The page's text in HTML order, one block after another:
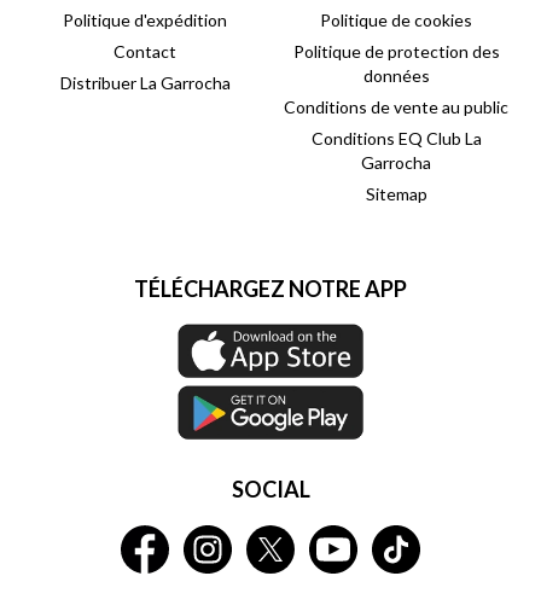
Politique d'expédition
Contact
Distribuer La Garrocha
Politique de cookies
Politique de protection des
données
Conditions de vente au public
Conditions EQ Club La
Garrocha
Sitemap
TÉLÉCHARGEZ NOTRE APP
SOCIAL